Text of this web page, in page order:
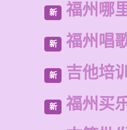
新 福州哪
新 福州唱
新 吉他培
新 福州买